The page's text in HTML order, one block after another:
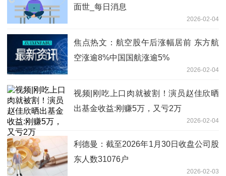
面世_每日消息
2026-02-04
焦点热文：航空股午后涨幅居前 东方航
空涨逾8%中国国航涨逾5%
2026-02-04
视频|刚吃上口肉就被割！演员赵佳欣晒
出基金收益:刚赚5万，又亏2万
2026-02-04
利德曼：截至2026年1月30日收盘公司股
东人数31076户
2026-02-03